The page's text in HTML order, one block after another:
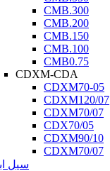
CMB.300
CMB.200
CMB.150
CMB.100
CMB0.75
CDXM-CDA
CDXM70-05
CDXM120/07
CDXM70/07
CDX70/05
CDXM90/10
CDXM70/07
سیل